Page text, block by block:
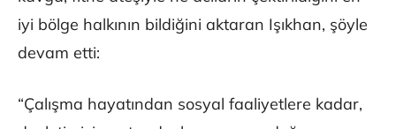
iyi bölge halkının bildiğini aktaran Işıkhan, şöyle
devam etti:
“Çalışma hayatından sosyal faaliyetlere kadar,